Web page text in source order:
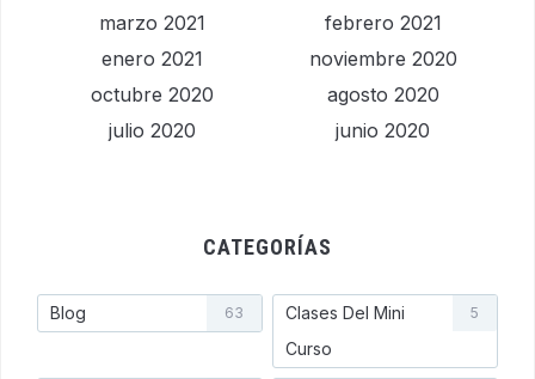
marzo 2021
febrero 2021
enero 2021
noviembre 2020
octubre 2020
agosto 2020
julio 2020
junio 2020
CATEGORÍAS
Blog 63
Clases Del Mini
Curso
5